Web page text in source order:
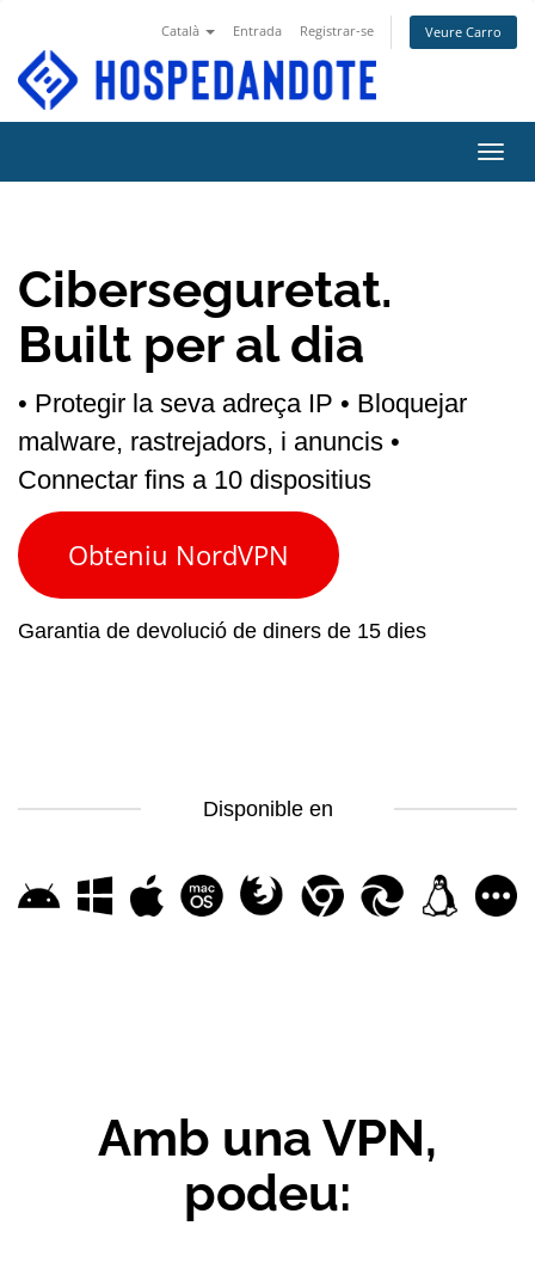
Català Entrada Registrar-se Veure Carro
Ciberseguretat.
Built per al dia
• Protegir la seva adreça IP • Bloquejar
malware, rastrejadors, i anuncis •
Connectar fins a 10 dispositius
Obteniu NordVPN
Garantia de devolució de diners de 15 dies
Disponible en
Amb una VPN,
podeu: